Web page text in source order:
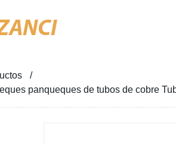
panqueques de tubos de cobre